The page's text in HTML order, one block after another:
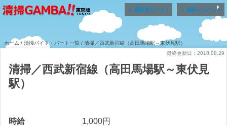
 最近見たバイト  保存したバイト
ホーム / 清掃バイト・パート一覧 / 清掃／西武新宿線（高田馬場駅～東伏見駅）
最終更新日：2018.08.29
清掃／西武新宿線（高田馬場駅～東伏見
駅）
時給 1,000円